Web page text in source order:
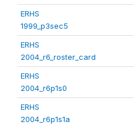
ERHS
1999_p3sec5
ERHS
2004_r6_roster_card
ERHS
2004_r6p1s0
ERHS
2004_r6p1s1a